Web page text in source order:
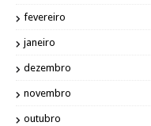
fevereiro
janeiro
dezembro
novembro
outubro